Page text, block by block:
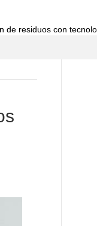
residuos con